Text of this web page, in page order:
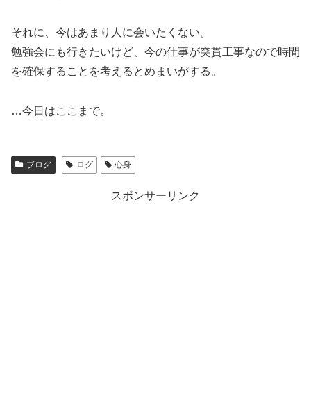
それに、今はあまり人に会いたくない。
勉強会にも行きたいけど、今の仕事が突貫工事なので時間
を確保することを考えるとめまいがする。
…今日はここまで。
ブログ ログ 心身
スポンサーリンク